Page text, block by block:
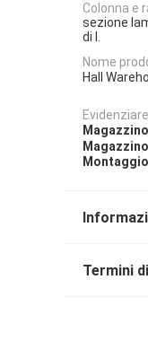
Colonna e
sezione
di I.
Nome
Hall
Termini